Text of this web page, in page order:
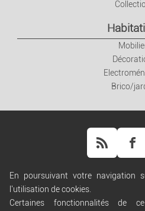
Brico/
Règles de
En poursuivant votre navigation
l'utilisation de cookies.
Certaines fonctionnalités de